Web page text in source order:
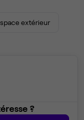
extérieur
?